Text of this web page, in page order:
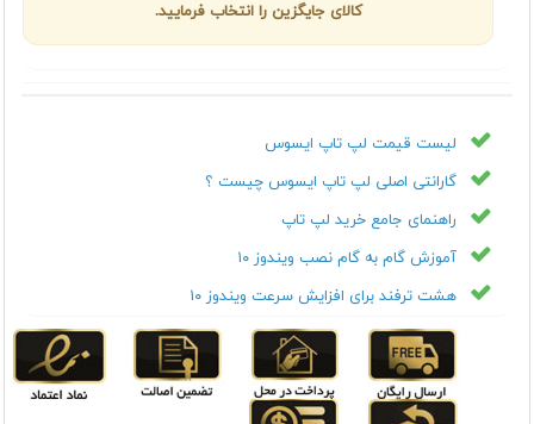
کالای جایگزین را انتخاب فرمایید.
لیست قیمت لپ تاپ ایسوس
گارانتی اصلی لپ تاپ ایسوس چیست ؟
راهنمای جامع خرید لپ تاپ
آموزش گام به گام نصب ویندوز ۱۰
هشت ترفند برای افزایش سرعت ویندوز ۱۰